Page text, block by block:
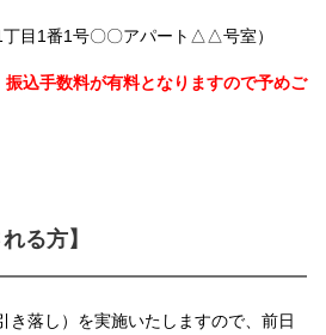
丁目1番1号〇〇アパート△△号室）
込手数料が有料となりますので予めご
る方】
き落し）を実施いたしますので、前日